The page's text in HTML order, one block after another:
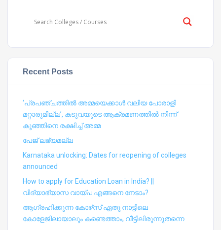
Recent Posts
‘പ്രപഞ്ചത്തില്‍ അമ്മയെക്കാള്‍ വലിയ പോരാളി
മറ്റാരുമില്ല’, കടുവയുടെ ആക്രമണത്തില്‍ നിന്ന്
കുഞ്ഞിനെ രക്ഷിച്ച് അമ്മ
പേജ് ലഭ്യമല്ല
Karnataka unlocking: Dates for reopening of colleges
announced
How to apply for Education Loan in India? ||
വിദ്യാഭ്യാസ വായ്പ എങ്ങനെ നേടാം?
ആഗ്രഹിക്കുന്ന കോഴ്‍സ് ഏതു നാട്ടിലെ
കോളേജിലായാലും കണ്ടെത്താം, വീട്ടിലിരുന്നുതന്നെ